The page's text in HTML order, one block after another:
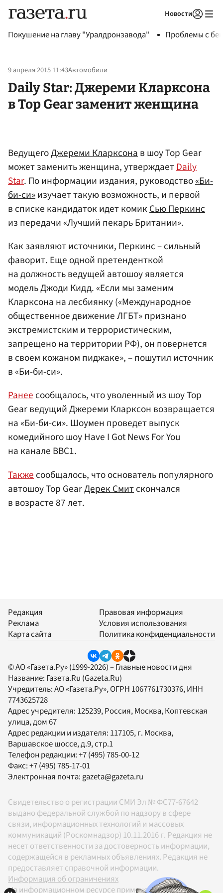
Новости
Покушение на главу "Уралдронзавода" Проблемы с
9 апреля 2015 11:43Автомобили
Daily Star: Джереми Кларксона
в Top Gear заменит женщина
ВедущегоДжереми Кларксонав шоу Top Gear
может заменить женщина, утверждаетDaily
Star. По информации издания, руководство«Би-
би-си»изучает такую возможность, и первой
в списке кандидаток идет комикСью Перкинс
из передачи «Лучший пекарь Британии».
Как заявляют источники, Перкинс – сильный
фаворит. Еще одной претенденткой
на должность ведущей автошоу является
модель Джоди Кидд. «Если мы заменим
Кларксона на лесбиянку («Международное
общественное движение ЛГБТ» признано
экстремистским и террористическим,
запрещено на территории РФ), он повернется
в своем кожаном пиджаке», – пошутил источник
в «Би-би-си».
Ранеесообщалось, что уволенный из шоу Top
Gear ведущий Джереми Кларксон возвращается
на «Би-би-си». Шоумен проведет выпуск
комедийного шоу Have I Got News For You
на канале BBC1.
Также сообщалось, что основатель популярного
автошоу Top GearДерек Смитскончался
в возрасте 87 лет.
Редакция
Реклама
Карта сайта
Правовая информация
Условия использования
Политика конфиденциальности
© АО «Газета.Ру» (1999-2026) – Главные новости дня
Название: Газета.Ru (Gazeta.Ru)
Учредитель:АО «Газета.Ру», ОГРН 1067761730376, ИНН
7743625728
Адрес учредителя: 125239, Россия, Москва, Коптевская
улица, дом 67
Адрес редакции и издателя: 117105, г. Москва,
Варшавское шоссе, д.9, стр.1
Телефон редакции:+7 (495) 785-00-12
Факс:+7 (495) 785-17-01
Электронная почта:gazeta@gazeta.ru
Свидетельство о регистрации СМИ Эл № ФС77-67642
выдано федеральной службой по надзору в сфере
связи, информационных технологий и массовых
коммуникаций (Роскомнадзор) 10.11.2016 г. Редакция не
несет ответственности за достоверность информации,
содержащейся в рекламных объявлениях. Редакция не
предоставляет справочной информации.
Информация об ограничениях
На информационном ресурсе применяются